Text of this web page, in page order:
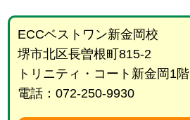
ECCベストワン新金岡校
堺市北区長曽根町815-2
トリニティ・コート新金岡1階
電話：072-250-9930